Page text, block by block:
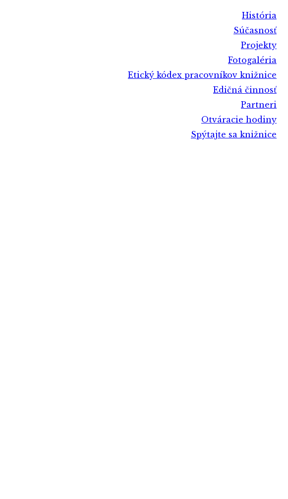
História
Súčasnosť
Projekty
Fotogaléria
Etický kódex pracovníkov knižnice
Edičná činnosť
Partneri
Otváracie hodiny
Spýtajte sa knižnice